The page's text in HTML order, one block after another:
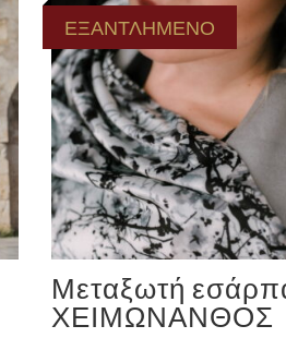
ΕΞΑΝΤΛΗΜΕΝΟ
Μεταξωτή
ΧΕΙΜΩΝΑΝΘΟΣ